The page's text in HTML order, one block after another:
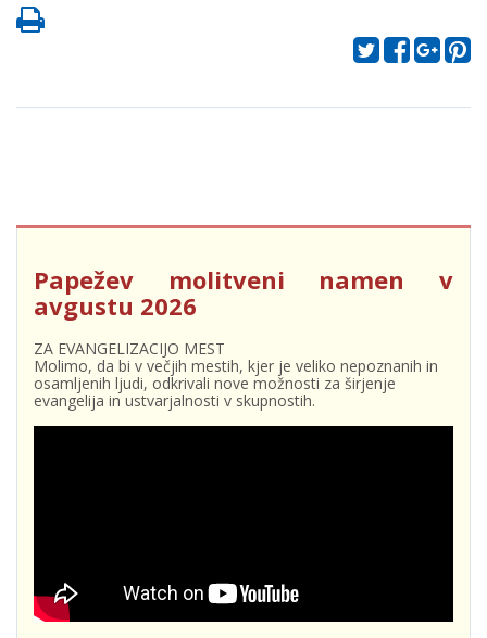
Papežev molitveni namen v
avgustu 2026
ZA EVANGELIZACIJO MEST
Molimo, da bi v večjih mestih, kjer je veliko nepoznanih in
osamljenih ljudi, odkrivali nove možnosti za širjenje
evangelija in ustvarjalnosti v skupnostih.